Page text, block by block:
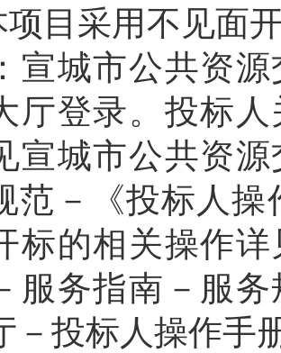
项目采用不见面
宣城市公共资
厅登录。投标
宣城市公共资
范－《投标人
标的相关操作
服务指南－服
－投标人操作手